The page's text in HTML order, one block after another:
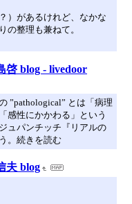
）があるけれど、なかな
の整理も兼ねて。
啓 blog - livedoor
”pathological” とは「病理
感性にかかわる」という
ュパンチッチ『リアルの
。続きを読む
夫 blog